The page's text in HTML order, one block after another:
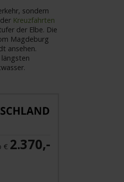
sondern
Kreuzfahrten
der Elbe. Die
Magdeburg
ansehen.
€ 2.370,-